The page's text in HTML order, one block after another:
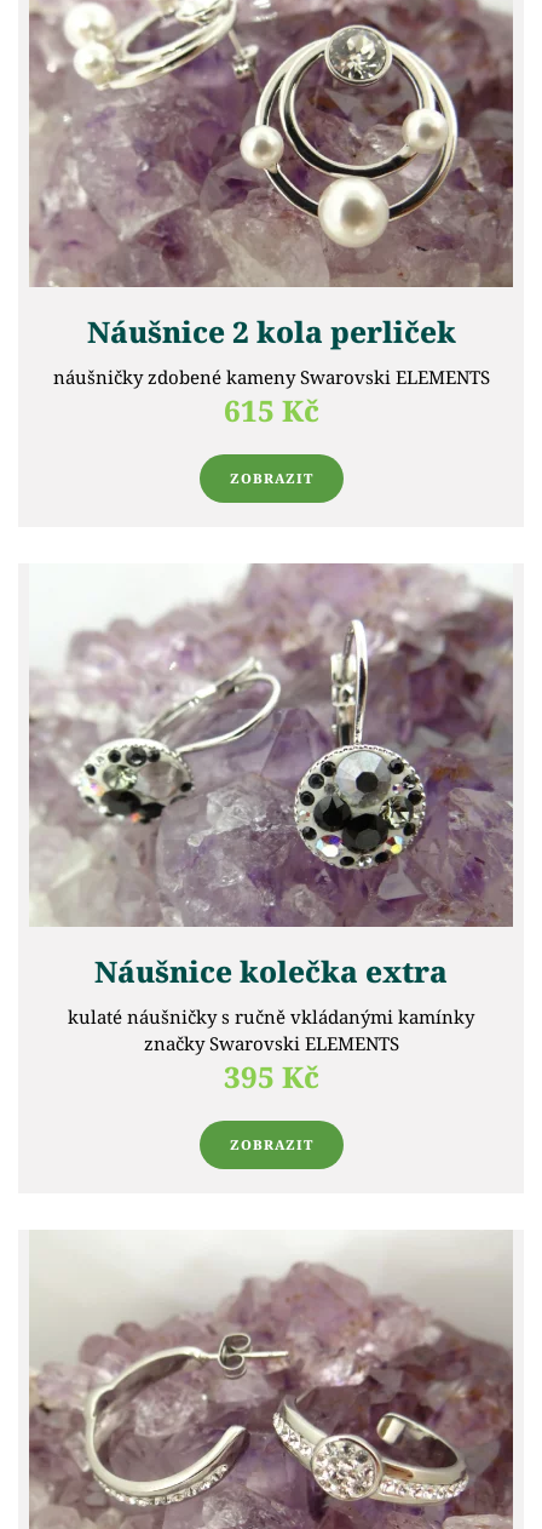
Náušnice 2 kola perliček
náušničky zdobené kameny Swarovski ELEMENTS
615 Kč
ZOBRAZIT
Náušnice kolečka extra
kulaté náušničky s ručně vkládanými kamínky
značky Swarovski ELEMENTS
395 Kč
ZOBRAZIT